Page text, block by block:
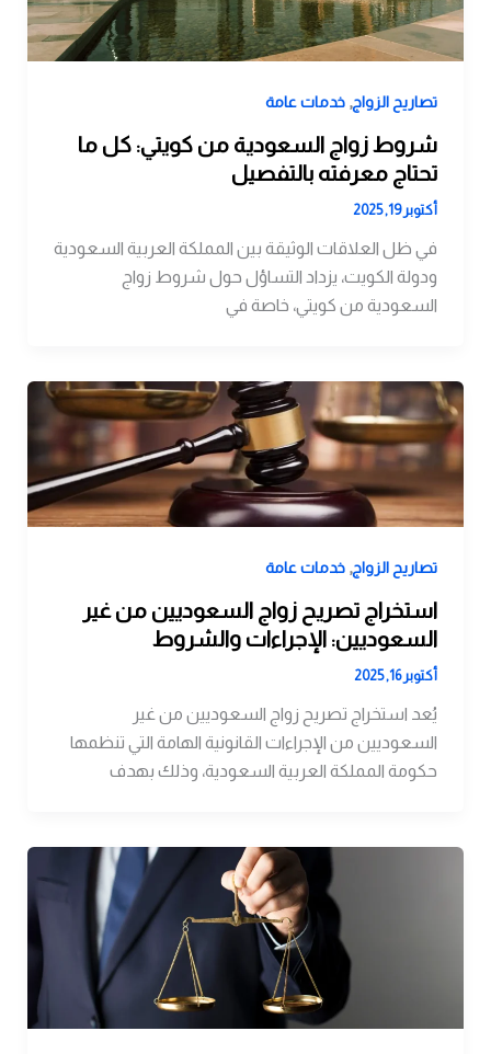
تصاريح الزواج, خدمات عامة
شروط زواج السعودية من كويتي: كل ما
تحتاج معرفته بالتفصيل
أكتوبر 19, 2025
في ظل العلاقات الوثيقة بين المملكة العربية السعودية
ودولة الكويت، يزداد التساؤل حول شروط زواج
السعودية من كويتي، خاصة في
تصاريح الزواج, خدمات عامة
استخراج تصريح زواج السعوديين من غير
السعوديين: الإجراءات والشروط
أكتوبر 16, 2025
يُعد استخراج تصريح زواج السعوديين من غير
السعوديين من الإجراءات القانونية الهامة التي تنظمها
حكومة المملكة العربية السعودية، وذلك بهدف